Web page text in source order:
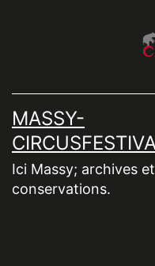
MASSY-
Ici Massy; archives et
conservations.